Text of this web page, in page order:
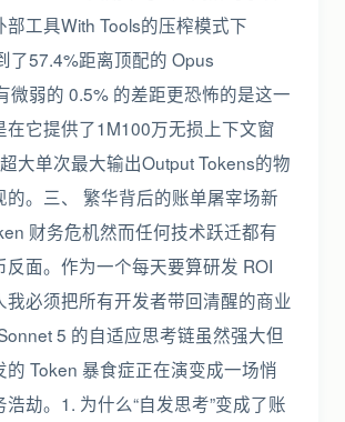
工具With Tools的压榨模式下
了57.4%距离顶配的 Opus
微弱的 0.5% 的差距更恐怖的是这一
在它提供了1M100万无损上下文窗
大单次最大输出Output Tokens的物
的。三、 繁华背后的账单屠宰场新
财务危机然而任何技术跃迁都有
反面。作为一个每天要算研发 ROI
我必须把所有开发者带回清醒的商业
5 的自适应思考链虽然强大但
的 Token 暴食症正在演变成一场悄
劫。1. 为什么“自发思考”变成了账